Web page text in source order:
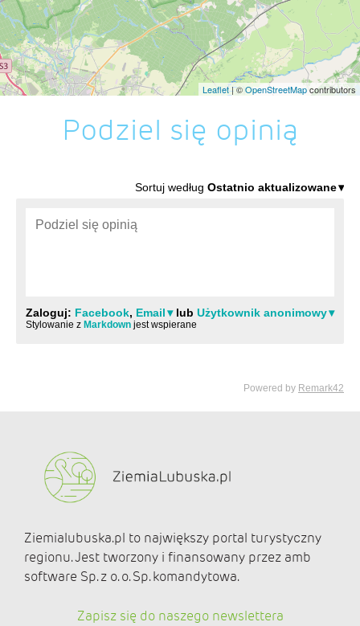
Leaflet| ©OpenStreetMapcontributors
Podziel się opinią
Ziemialubuska.pl to największy portal turystyczny
regionu. Jest tworzony i finansowany przez amb
software Sp. z o. o. Sp. komandytowa.
Zapisz się do naszego newslettera